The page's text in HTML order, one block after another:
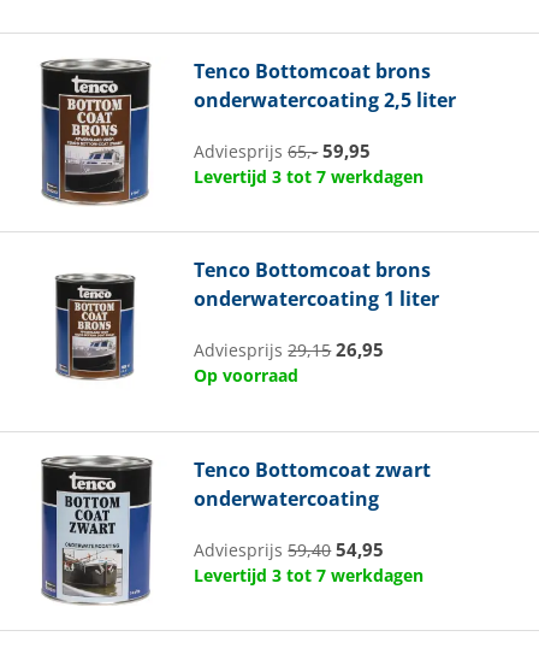
Tenco Bottomcoat brons
onderwatercoating 2,5 liter
Adviesprijs65,- 59,95
Levertijd 3 tot 7 werkdagen
Tenco Bottomcoat brons
onderwatercoating 1 liter
Adviesprijs29,15 26,95
Op voorraad
Tenco Bottomcoat zwart
onderwatercoating
Adviesprijs59,40 54,95
Levertijd 3 tot 7 werkdagen